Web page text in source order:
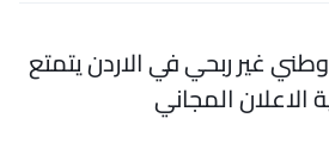
غير ربحي في الاردن يتمتع
الاعلان المجاني